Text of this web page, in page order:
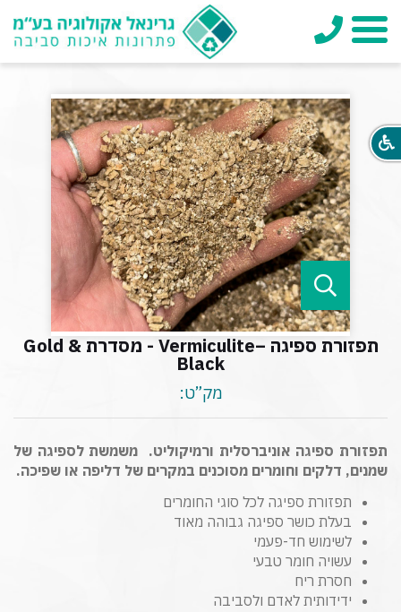
תפריט
תפזורת ספיגה –Vermiculite - מסדרת Gold &
Black
מק”ט:
תפזורת ספיגה אוניברסלית ורמיקוליט. משמשת לספיגה של
שמנים, דלקים וחומרים מסוכנים במקרים של דליפה או שפיכה.
תפזורת ספיגה לכל סוגי החומרים
בעלת כושר ספיגה גבוהה מאוד
לשימוש חד-פעמי
עשויה חומר טבעי
חסרת ריח
ידידותית לאדם ולסביבה